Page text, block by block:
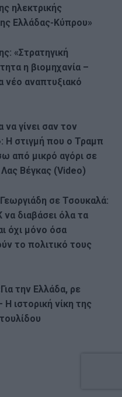
ηλεκτρικής
Ελλάδας-Κύπρου»
«Στρατηγική
η βιομηχανία –
νέο αναπτυξιακό
να γίνει σαν τον
Η στιγμή που ο Τραμπ
από μικρό αγόρι σε
Βέγκας (Video)
σε Τσουκαλά:
διαβάσει όλα τα
όχι μόνο όσα
το πολιτικό τους
την Ελλάδα, ρε
ιστορική νίκη της